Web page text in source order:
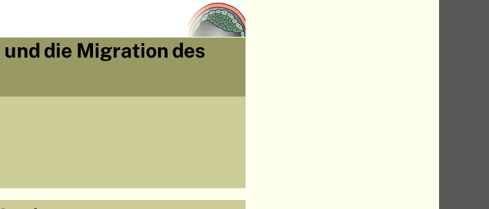
die Migration des